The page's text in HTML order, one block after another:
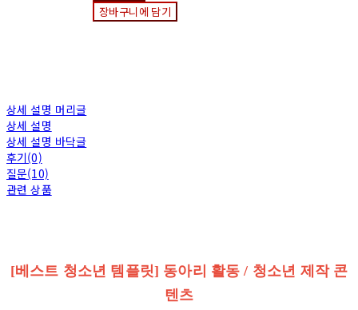
장바구니에 담기
상세 설명 머리글
상세 설명
상세 설명 바닥글
후기(0)
질문(10)
관련 상품
[베스트 청소년 템플릿] 동아리 활동 / 청소년 제작 콘
텐츠